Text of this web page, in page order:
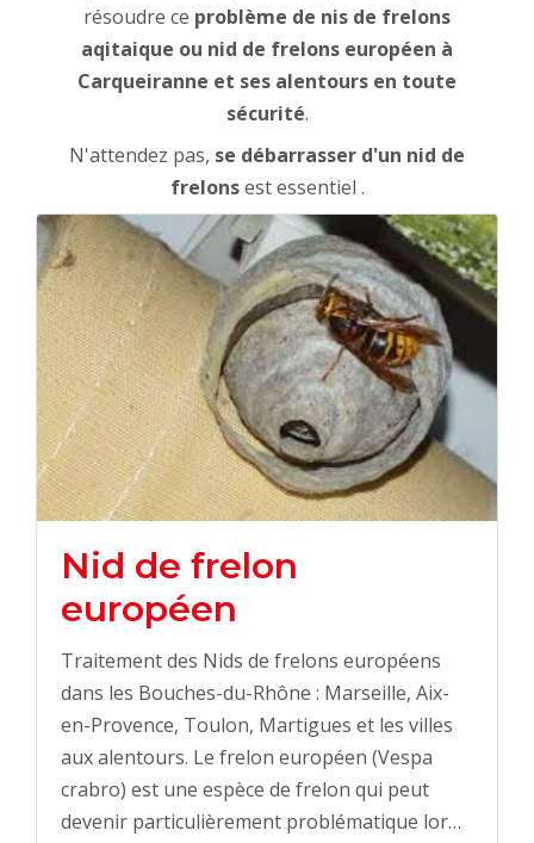
résoudre ce problème de nis de frelons
aqitaique ou nid de frelons européen à
Carqueiranne et ses alentours en toute
sécurité.
N'attendez pas, se débarrasser d'un nid de
frelonsest essentiel .
Nid de frelon
européen
Traitement des Nids de frelons européens
dans les Bouches-du-Rhône : Marseille, Aix-
en-Provence, Toulon, Martigues et les villes
aux alentours. Le frelon européen (Vespa
crabro) est une espèce de frelon qui peut
devenir particulièrement problématique lor…